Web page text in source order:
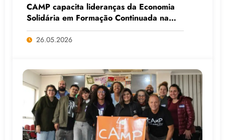
CAMP capacita lideranças da Economia
Solidária em Formação Continuada na
Faculdade do Assentamento do MST, em
Viamão (RS)
26.05.2026